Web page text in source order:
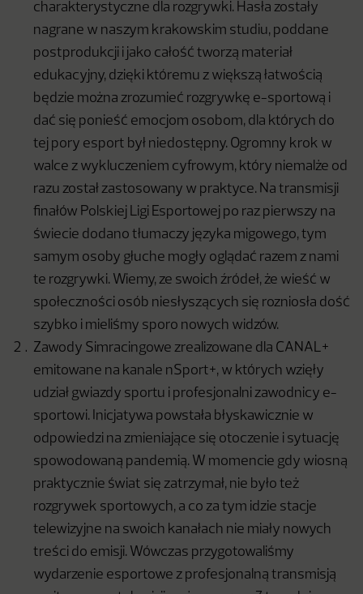
charakterystyczne dla rozgrywki. Hasła zostały
nagrane w naszym krakowskim studiu, poddane
postprodukcji i jako całość tworzą materiał
edukacyjny, dzięki któremu z większą łatwością
będzie można zrozumieć rozgrywkę e-sportową i
dać się ponieść emocjom osobom, dla których do
tej pory esport był niedostępny. Ogromny krok w
walce z wykluczeniem cyfrowym, który niemalże od
razu został zastosowany w praktyce. Na transmisji
finałów Polskiej Ligi Esportowej po raz pierwszy na
świecie dodano tłumaczy języka migowego, tym
samym osoby głuche mogły oglądać razem z nami
te rozgrywki. Wiemy, ze swoich źródeł, że wieść w
społeczności osób niesłyszących się rozniosła dość
szybko i mieliśmy sporo nowych widzów.
Zawody Simracingowe zrealizowane dla CANAL+
emitowane na kanale nSport+, w których wzięły
udział gwiazdy sportu i profesjonalni zawodnicy e-
sportowi. Inicjatywa powstała błyskawicznie w
odpowiedzi na zmieniające się otoczenie i sytuację
spowodowaną pandemią. W momencie gdy wiosną
praktycznie świat się zatrzymał, nie było też
rozgrywek sportowych, a co za tym idzie stacje
telewizyjne na swoich kanałach nie miały nowych
treści do emisji. Wówczas przygotowaliśmy
wydarzenie esportowe z profesjonalną transmisją